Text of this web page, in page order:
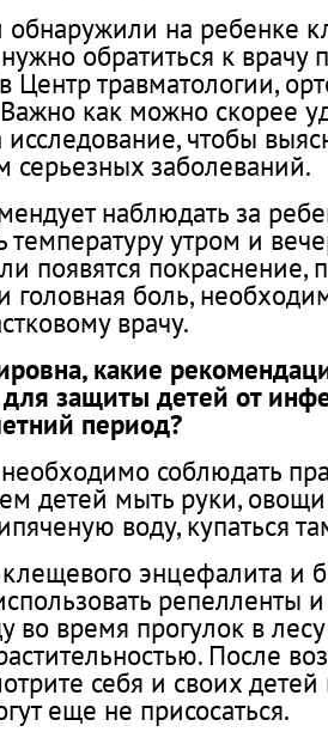
обнаружили на ребенке
обратиться к врачу
Центр травматологии,
как можно скорее
исследование, чтобы
серьезных заболеваний.
наблюдать за
температуру утром и
появятся
головная боль,
врачу.
какие
защиты детей от
период?
соблюдать
детей мыть руки,
воду, купаться
энцефалита и
репелленты
во время прогулок в
После
себя и своих
еще не присосаться.